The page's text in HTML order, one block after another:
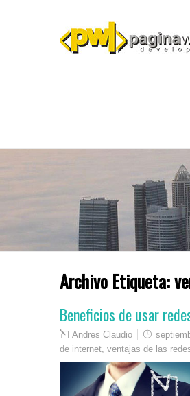
Archivo Etiqueta:
Beneficios de usar
Andres Claudio
de internet, ventajas de las